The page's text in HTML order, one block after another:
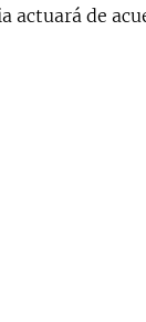
actuará de